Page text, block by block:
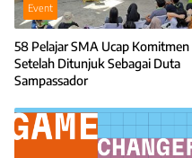
Event
58 Pelajar SMA Ucap Komitmen
Setelah Ditunjuk Sebagai Duta
Sampassador